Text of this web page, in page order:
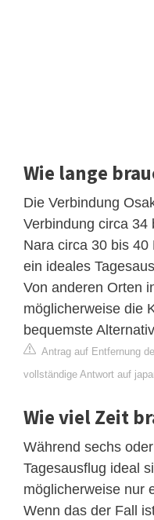
Wie lange
Die Verbindung
Verbindung circa 34
Nara circa 30 bis
ein ideales
Von anderen Orten
möglicherweise die
bequemste
Antrag auf Entfernung
vollständige Antwort auf
Wie viel Zeit
Während sechs
Tagesausflug ideal
möglicherweise nur
Wenn das der Fall